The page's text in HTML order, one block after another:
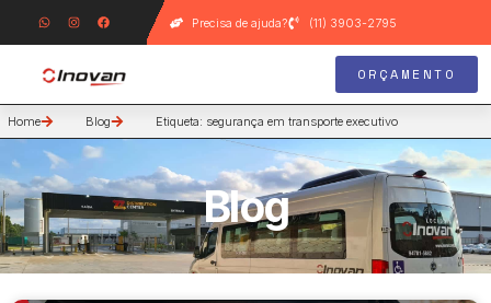
Precisa de ajuda? (11) 3903-2795
ORÇAMENTO
Home Blog Etiqueta: segurança em transporte executivo
Blog